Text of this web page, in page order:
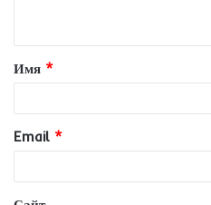
т
а
й
*
Имя *
Email *